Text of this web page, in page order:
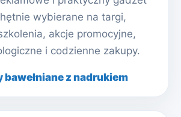
wybierane na targi,
akcje promocyjne,
i codzienne zakupy.
z nadrukiem